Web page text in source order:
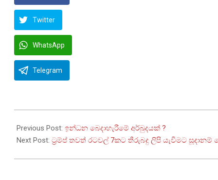
Twitter
WhatsApp
Telegram
07-
09
Previous Post: ඉන්ධන බෙදාහැරීමේ අර්බුදයක් ?
Next Post: ට්‍රම්ප් තවත් රටවල් 7කට තීරුබදු ලිපි යැවීමට සූදානම්